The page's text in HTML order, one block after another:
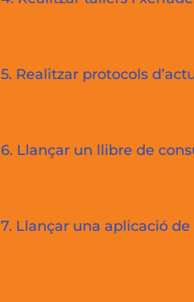
5. Realitzar protocols
6. Llançar un llibre de
7. Llançar una aplicació